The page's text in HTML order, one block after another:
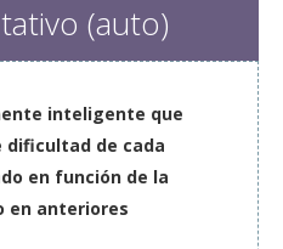
(auto)
inteligente que
dificultad de cada
en función de la
en anteriores